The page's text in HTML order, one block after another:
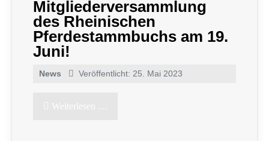
Mitgliederversammlung
des Rheinischen
Pferdestammbuchs am 19.
Juni!
News Veröffentlicht: 25. Mai 2023
Weiterlesen …